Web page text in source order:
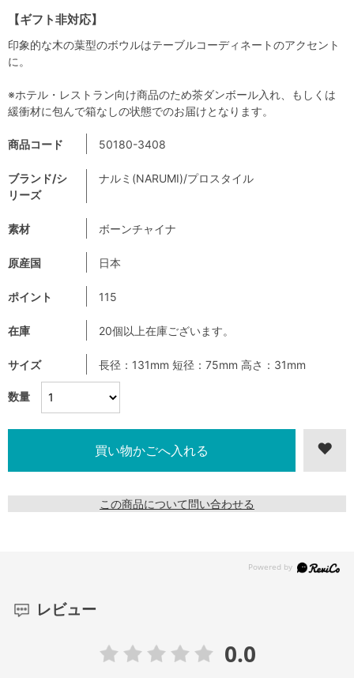
【ギフト非対応】
数量
商品コード 50180-3408
ブランド/シ
リーズ
ナルミ(NARUMI)/プロスタイル
素材 ボーンチャイナ
原産国 日本
ポイント 115
在庫 20個以上在庫ございます。
サイズ 長径：131mm 短径：75mm 高さ：31mm
この商品について問い合わせる
印象的な木の葉型のボウルはテーブルコーディネートのアクセント
に。
※ホテル・レストラン向け商品のため茶ダンボール入れ、もしくは
緩衝材に包んで箱なしの状態でのお届けとなります。
レビュー
0.0